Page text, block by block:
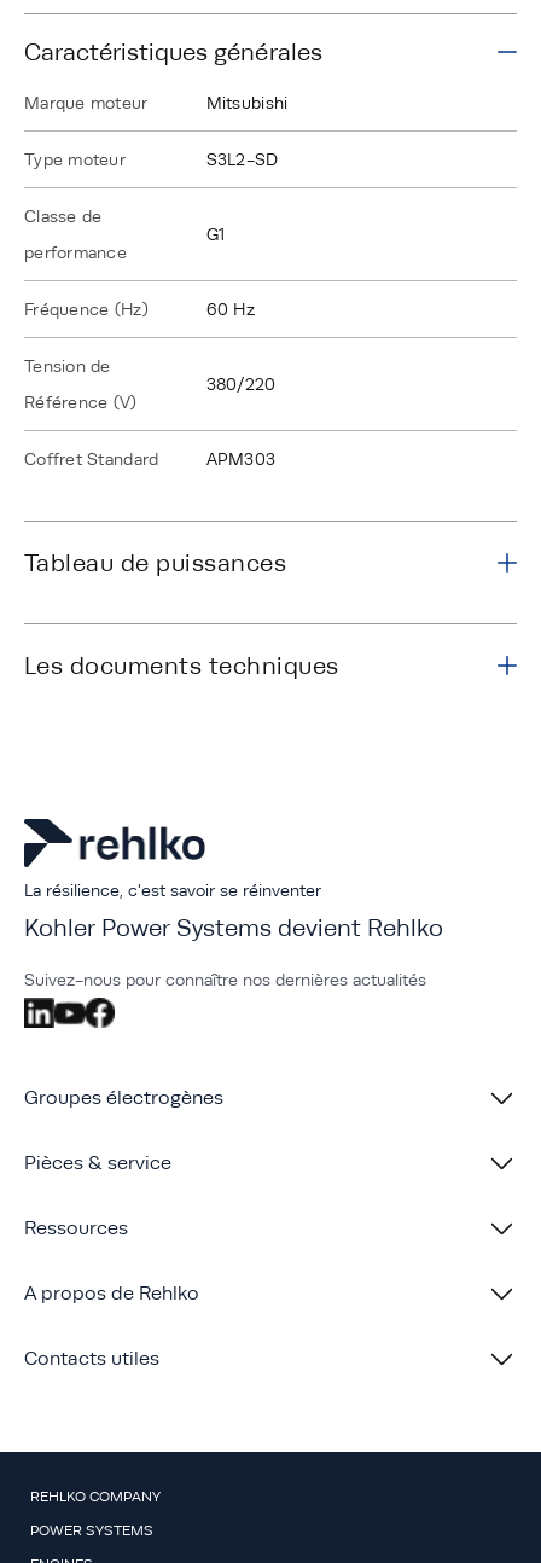
Caractéristiques générales
Marque moteur Mitsubishi
Type moteur S3L2-SD
Classe de
performance
G1
Fréquence (Hz) 60 Hz
Tension de
Référence (V)
380/220
Coffret Standard APM303
Tableau de puissances
Les documents techniques
La résilience, c'est savoir se réinventer
Kohler Power Systems devient Rehlko
Suivez-nous pour connaître nos dernières actualités
Groupes électrogènes
Pièces & service
Ressources
A propos de Rehlko
Contacts utiles
REHLKO COMPANY
POWER SYSTEMS